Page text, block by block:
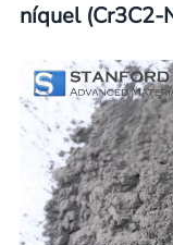
níquel (Cr3C2-